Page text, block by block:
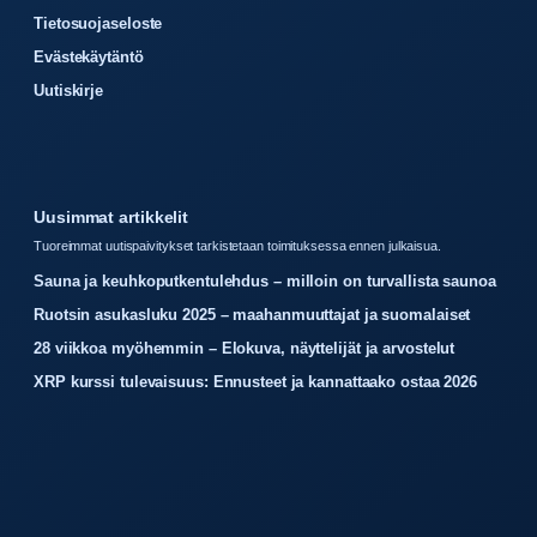
Tietosuojaseloste
Evästekäytäntö
Uutiskirje
Uusimmat artikkelit
Tuoreimmat uutispaivitykset tarkistetaan toimituksessa ennen julkaisua.
Sauna ja keuhkoputkentulehdus – milloin on turvallista saunoa
Ruotsin asukasluku 2025 – maahanmuuttajat ja suomalaiset
28 viikkoa myöhemmin – Elokuva, näyttelijät ja arvostelut
XRP kurssi tulevaisuus: Ennusteet ja kannattaako ostaa 2026